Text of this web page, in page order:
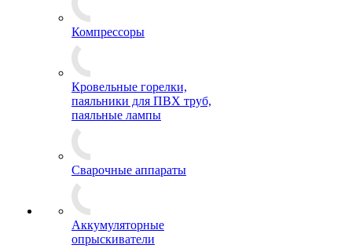
Компрессоры
Кровельные горелки,
паяльники для ПВХ труб,
паяльные лампы
Сварочные аппараты
Аккумуляторные
опрыскиватели